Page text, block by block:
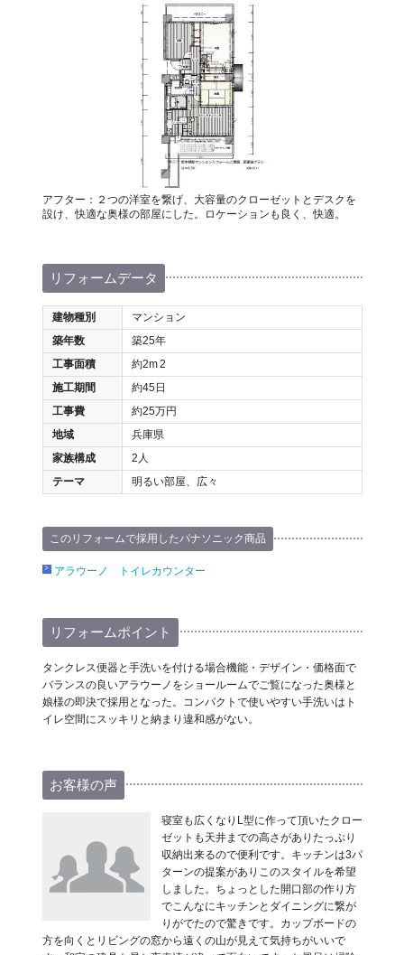
アフター：２つの洋室を繋げ、大容量のクローゼットとデスクを
設け、快適な奥様の部屋にした。ロケーションも良く、快適。
リフォームデータ
建物種別
マンション
築年数
築25年
工事面積
約2m2
施工期間
約45日
工事費
約25万円
地域
兵庫県
家族構成
2人
テーマ
明るい部屋、広々
このリフォームで採用したパナソニック商品
アラウーノ トイレカウンター
リフォームポイント
タンクレス便器と手洗いを付ける場合機能・デザイン・価格面で
バランスの良いアラウーノをショールームでご覧になった奥様と
娘様の即決で採用となった。コンパクトで使いやすい手洗いはト
イレ空間にスッキリと納まり違和感がない。
お客様の声
寝室も広くなりL型に作って頂いたクロー
ゼットも天井までの高さがありたっぷり
収納出来るので便利です。キッチンは3パ
ターンの提案がありこのスタイルを希望
しました。ちょっとした開口部の作り方
でこんなにキッチンとダイニングに繋が
りがでたので驚きです。カップボードの
方を向くとリビングの窓から遠くの山が見えて気持ちがいいで